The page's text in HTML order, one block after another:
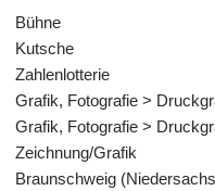
Bühne
Kutsche
Zahlenlotterie
Grafik, Fotografie >
Grafik, Fotografie >
Zeichnung/Grafik
Braunschweig